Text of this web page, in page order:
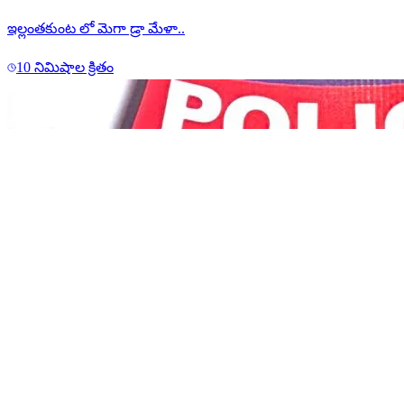
ఇల్లంతకుంట లో మెగా డ్రా మేళా..
10 నిమిషాల క్రితం